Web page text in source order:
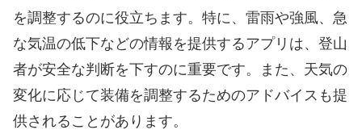
を調整するのに役立ちます。特に、雷雨や強風、急
な気温の低下などの情報を提供するアプリは、登山
者が安全な判断を下すのに重要です。また、天気の
変化に応じて装備を調整するためのアドバイスも提
供されることがあります。